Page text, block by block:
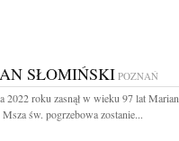
SŁOMIŃSKIPOZNAŃ
2022 roku zasnął w wieku 97 lat Marian
św. pogrzebowa zostanie...